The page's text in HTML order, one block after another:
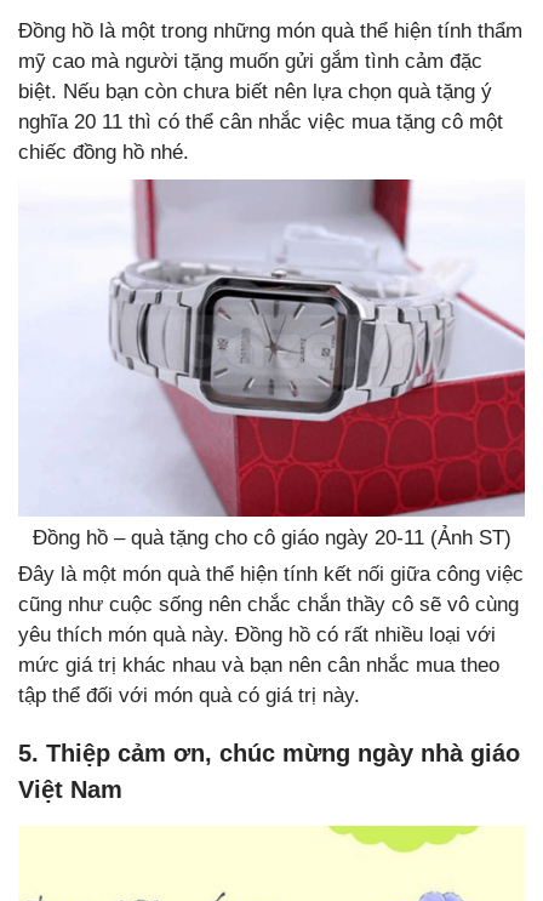
Đồng hồ là một trong những món quà thể hiện tính thẩm
mỹ cao mà người tặng muốn gửi gắm tình cảm đặc
biệt. Nếu bạn còn chưa biết nên lựa chọn quà tặng ý
nghĩa 20 11 thì có thể cân nhắc việc mua tặng cô một
chiếc đồng hồ nhé.
Đồng hồ – quà tặng cho cô giáo ngày 20-11 (Ảnh ST)
Đây là một món quà thể hiện tính kết nối giữa công việc
cũng như cuộc sống nên chắc chắn thầy cô sẽ vô cùng
yêu thích món quà này. Đồng hồ có rất nhiều loại với
mức giá trị khác nhau và bạn nên cân nhắc mua theo
tập thể đối với món quà có giá trị này.
5. Thiệp cảm ơn, chúc mừng ngày nhà giáo
Việt Nam